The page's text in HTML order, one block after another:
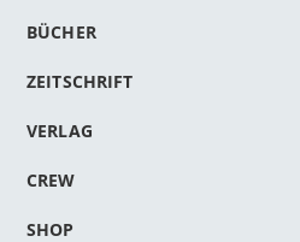
BÜCHER
ZEITSCHRIFT
VERLAG
CREW
SHOP